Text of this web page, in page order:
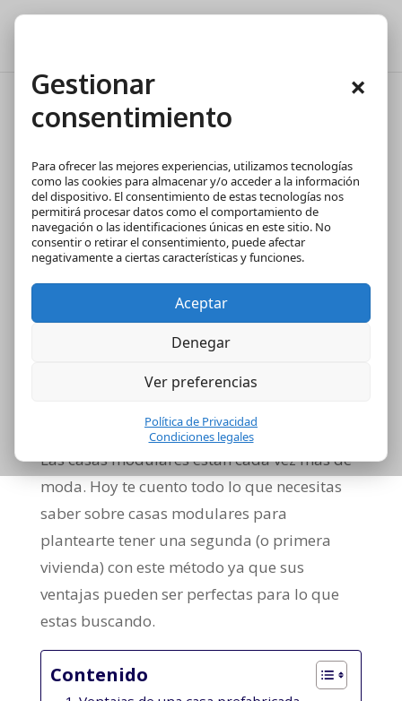
Gestionar
consentimiento
×
Para ofrecer las mejores experiencias, utilizamos tecnologías
como las cookies para almacenar y/o acceder a la información
del dispositivo. El consentimiento de estas tecnologías nos
permitirá procesar datos como el comportamiento de
navegación o las identificaciones únicas en este sitio. No
consentir o retirar el consentimiento, puede afectar
negativamente a ciertas características y funciones.
Aceptar
Denegar
Ver preferencias
Política de Privacidad
Condiciones legales
Ventajas de una casa
Las casas modulares están cada vez más de
moda. Hoy te cuento todo lo que necesitas
saber sobre casas modulares para
plantearte tener una segunda (o primera
vivienda) con este método ya que sus
ventajas pueden ser perfectas para lo que
estas buscando.
Contenido